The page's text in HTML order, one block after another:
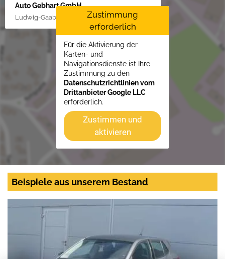
Auto Gebhart GmbH
Ludwig-Gaab-Str. 4, 88427 Bad Schussenried
Zustimmung
erforderlich
Für die Aktivierung der
Karten- und
Navigationsdienste ist Ihre
Zustimmung zu den
Datenschutzrichtlinien vom
Drittanbieter Google LLC
erforderlich.
Zustimmen und
aktivieren
Beispiele aus unserem Bestand